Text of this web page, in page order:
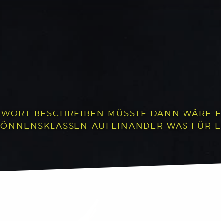
BESCHREIBEN MÜSSTE DANN WÄRE
AUFEINANDER WAS FÜR